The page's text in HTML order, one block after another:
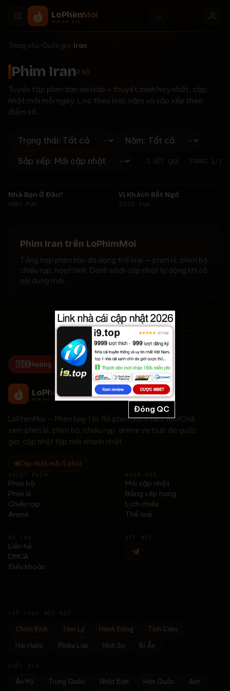
LoPhimMoi
PHIM HAY 1 LÒ
⌕
Trang chủ Quốc gia Iran
Phim Iran2 bộ
Tuyển tập phim Iran vietsub + thuyết minh hay nhất, cập
nhật mới mỗi ngày. Lọc theo loại, năm và sắp xếp theo
điểm số.
2 KẾT QUẢ · TRANG 1 /1
★ 7.9
Nhà Bạn Ở Đâu?
1987 · Full
★ 7.1
Vị Khách Bất Ngờ
2025 · Full
Phim Iran trên LoPhimMoi
Tổng hợp phim Iran đa dạng thể loại — phim lẻ, phim bộ,
chiếu rạp, hoạt hình. Danh sách cập nhật tự động khi có
nội dung mới.
🇻🇳 Hoàng Sa & Trường Sa là của Việt Nam!
LoPhim
PHIM HAY 1 LÒ
LoPhimMoi — Phim hay 1 lò. Rổ phim, MotPhim, MotChill,
xem phim lẻ, phim bộ, chiếu rạp, anime vietsub đa quốc
gia, cập nhật tập mới nhanh nhất.
Cập nhật mỗi 5 phút
DUYỆT PHIM
Phim bộ
Phim lẻ
Chiếu rạp
Anime
KHÁM PHÁ
Mới cập nhật
Bảng xếp hạng
Lịch chiếu
Thể loại
HỖ TRỢ
Liên hệ
DMCA
Điều khoản
KẾT NỐI
THỂ LOẠI NỔI BẬT
Chính Kịch Tâm Lý Hành Động Tình Cảm
Hài Hước Phiêu Lưu Hình Sự Bí Ẩn
QUỐC GIA
Âu Mỹ Trung Quốc Nhật Bản Hàn Quốc Anh
Đóng QC